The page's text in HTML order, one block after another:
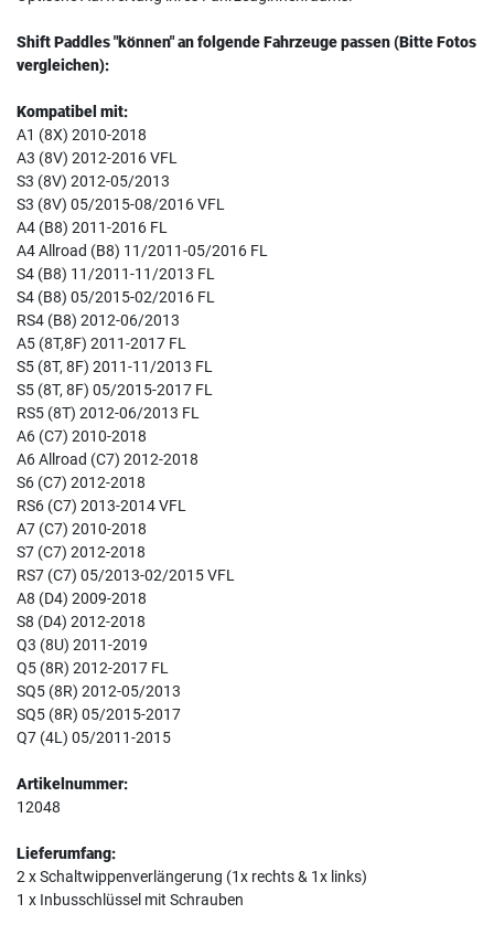
Shift Paddles "können" an folgende Fahrzeuge passen (Bitte Fotos
vergleichen):
Kompatibel mit:
A1 (8X) 2010-2018
A3 (8V) 2012-2016 VFL
S3 (8V) 2012-05/2013
S3 (8V) 05/2015-08/2016 VFL
A4 (B8) 2011-2016 FL
A4 Allroad (B8) 11/2011-05/2016 FL
S4 (B8) 11/2011-11/2013 FL
S4 (B8) 05/2015-02/2016 FL
RS4 (B8) 2012-06/2013
A5 (8T,8F) 2011-2017 FL
S5 (8T, 8F) 2011-11/2013 FL
S5 (8T, 8F) 05/2015-2017 FL
RS5 (8T) 2012-06/2013 FL
A6 (C7) 2010-2018
A6 Allroad (C7) 2012-2018
S6 (C7) 2012-2018
RS6 (C7) 2013-2014 VFL
A7 (C7) 2010-2018
S7 (C7) 2012-2018
RS7 (C7) 05/2013-02/2015 VFL
A8 (D4) 2009-2018
S8 (D4) 2012-2018
Q3 (8U) 2011-2019
Q5 (8R) 2012-2017 FL
SQ5 (8R) 2012-05/2013
SQ5 (8R) 05/2015-2017
Q7 (4L) 05/2011-2015
Artikelnummer:
12048
Lieferumfang:
2 x Schaltwippenverlängerung (1x rechts & 1x links)
1 x Inbusschlüssel mit Schrauben